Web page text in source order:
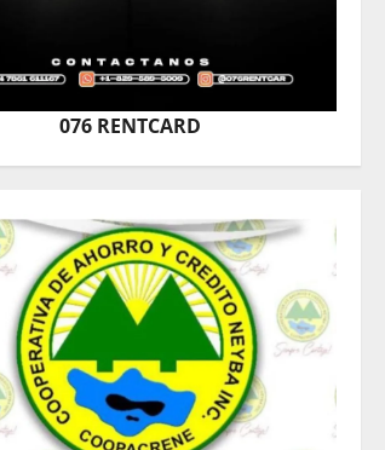
076 RENTCARD